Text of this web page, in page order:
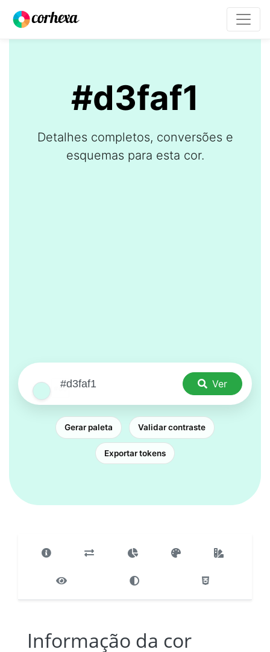
#d3faf1
Detalhes completos, conversões e
esquemas para esta cor.
Ver
Gerar paleta Validar contraste
Exportar tokens
Informação da cor